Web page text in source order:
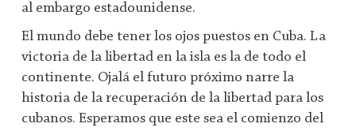
al embargo estadounidense.
El mundo debe tener los ojos puestos en Cuba. La
victoria de la libertad en la isla es la de todo el
continente. Ojalá el futuro próximo narre la
historia de la recuperación de la libertad para los
cubanos. Esperamos que este sea el comienzo del